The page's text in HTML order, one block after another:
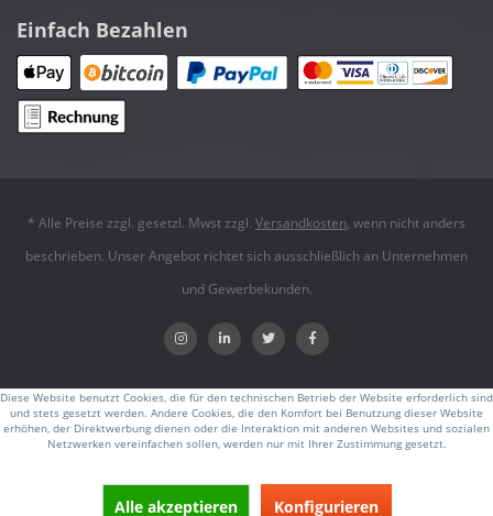
Einfach Bezahlen
* Alle Preise zzgl. gesetzl. Mwst zzgl. Versandkosten, wenn nicht anders
beschrieben. Unser Angebot richtet sich ausschließlich an Unternehmen
und Gewerbekunden.
Diese Website benutzt Cookies, die für den technischen Betrieb der Website erforderlich sind
und stets gesetzt werden. Andere Cookies, die den Komfort bei Benutzung dieser Website
erhöhen, der Direktwerbung dienen oder die Interaktion mit anderen Websites und sozialen
Netzwerken vereinfachen sollen, werden nur mit Ihrer Zustimmung gesetzt.
Alle akzeptieren Konfigurieren